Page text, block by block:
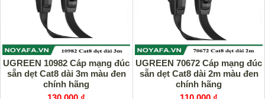
UGREEN 10982 Cáp mạng đúc
sẵn dẹt Cat8 dài 3m màu đen
chính hãng
UGREEN 70672 Cáp mạng đúc
sẵn dẹt Cat8 dài 2m màu đen
chính hãng